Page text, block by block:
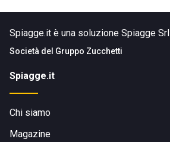
Spiagge.it è una soluzione Spiagge Srl
Società del Gruppo Zucchetti
Spiagge.it
Chi siamo
Magazine